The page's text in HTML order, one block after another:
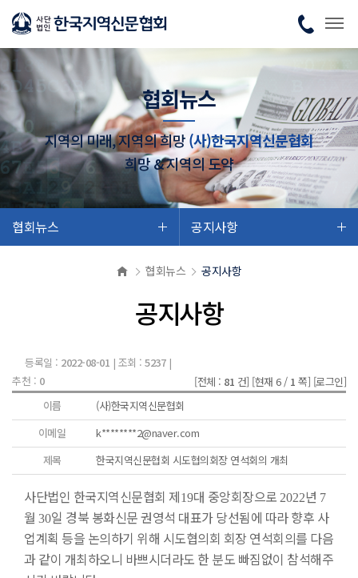
협회뉴스
지역의 미래, 지역의 희망(사)한국지역신문협회
희망 & 지역의 도약
협회뉴스 공지사항
협회뉴스 공지사항
공지사항
등록일 : 2022-08-01 | 조회 : 5237|
추천 : 0 [전체 : 81 건] [현재 6 / 1 쪽] [로그인]
이름
(사)한국지역신문협회
이메일
k********2@naver.com
제목
한국지역신문협회 시도협의회장 연석회의 개최
사단법인 한국지역신문협회 제19대 중앙회장으로 2022년 7
월 30일 경북 봉화신문 권영석 대표가 당선됨에 따라 향후 사
업계획 등을 논의하기 위해 시도협의회 회장 연석회의를 다음
과 같이 개최하오니 바쁘시더라도 한 분도 빠짐없이 참석해주